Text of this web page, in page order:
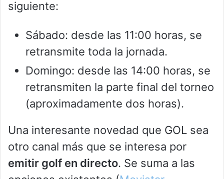
siguiente:
Sábado: desde las 11:00 horas, se
retransmite toda la jornada.
Domingo: desde las 14:00 horas, se
retransmiten la parte final del torneo
(aproximadamente dos horas).
Una interesante novedad que GOL sea
otro canal más que se interesa por
emitir golf en directo. Se suma a las